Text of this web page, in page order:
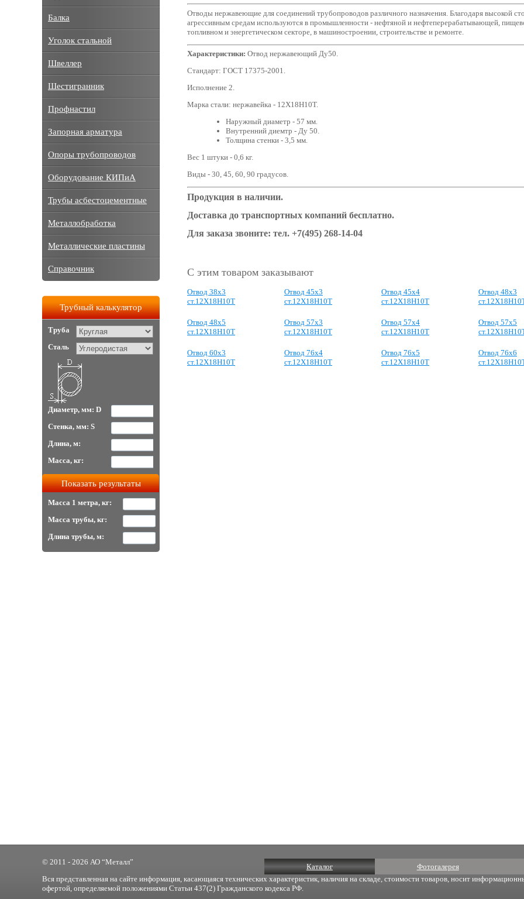
Отводы нержавеющие для соединений трубопроводов различного назначения. Благодаря высокой
агрессивным средам используются в промышленности - нефтяной и нефтеперерабатывающей,
топливном и энергетическом секторе, в машиностроении, строительстве и ремонте.
Характеристики: Отвод нержавеющий Ду50.
Стандарт: ГОСТ 17375-2001.
Исполнение 2.
Марка стали: нержавейка - 12Х18Н10Т.
Наружный диаметр - 57 мм.
Внутренний диемтр - Ду 50.
Толщина стенки - 3,5 мм.
Вес 1 штуки - 0,6 кг.
Виды - 30, 45, 60, 90 градусов.
Продукция в наличии.
Доставка до транспортных компаний бесплатно.
Для заказа звоните: тел. +7(495) 268-14-04
С этим товаром заказывают
Отвод 38х3
ст.12Х18Н10Т
Отвод 45х3
ст.12Х18Н10Т
Отвод 45х4
ст.12Х18Н10Т
Отвод 48х3
Отвод 48х5
ст.12Х18Н10Т
Отвод 57х3
ст.12Х18Н10Т
Отвод 57х4
ст.12Х18Н10Т
Отвод 57х5
Отвод 60х3
ст.12Х18Н10Т
Отвод 76х4
ст.12Х18Н10Т
Отвод 76х5
ст.12Х18Н10Т
Отвод 76х6
Балка
Уголок стальной
Швеллер
Шестигранник
Профнастил
Запорная арматура
Опоры трубопроводов
Оборудование КИПиА
Трубы асбестоцементные
Металлобработка
Металлические пластины
Справочник
Трубный калькулятор
Труба
Сталь
Диаметр, мм: D
Стенка, мм: S
Длина, м:
Масса, кг:
Масса 1 метра, кг:
Масса трубы, кг:
Длина трубы, м:
Каталог Фотогалерея
© 2011 - 2026 АО “Металл”
Вся представленная на сайте информация, касающаяся технических характеристик, наличия на складе, стоимости товаров, носит
офертой, определяемой положениями Статьи 437(2) Гражданского кодекса РФ.